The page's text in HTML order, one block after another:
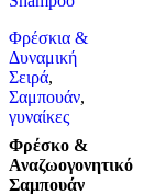
Φρέσκια &
Δυναμική
Σειρά,
Σαμπουάν,
γυναίκες
Φρέσκο &
Αναζωογονητικό
Σαμπουάν